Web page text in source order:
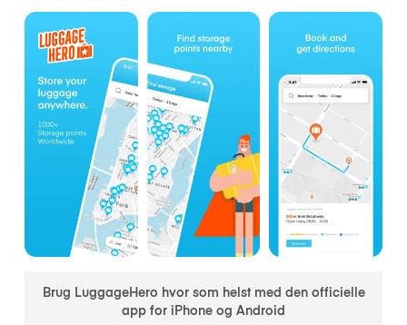
Brug LuggageHero hvor som helst med den officielle
app for iPhone og Android